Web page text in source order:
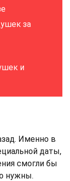
за
и
Именно в
даты,
смогли бы
нужны.